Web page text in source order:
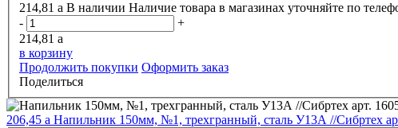
214,81 a В наличии Наличие товара в магазинах уточняйте по
-
+
214,81 a
в корзину
Продолжить покупки Оформить заказ
Поделиться
206,45 a Напильник 150мм, №1, трехгранный, сталь У13А //Сибртех